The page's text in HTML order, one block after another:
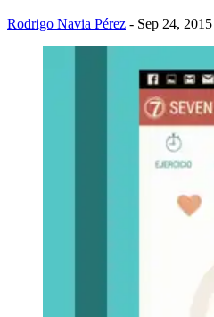
Rodrigo Navia Pérez - Sep 24, 2015